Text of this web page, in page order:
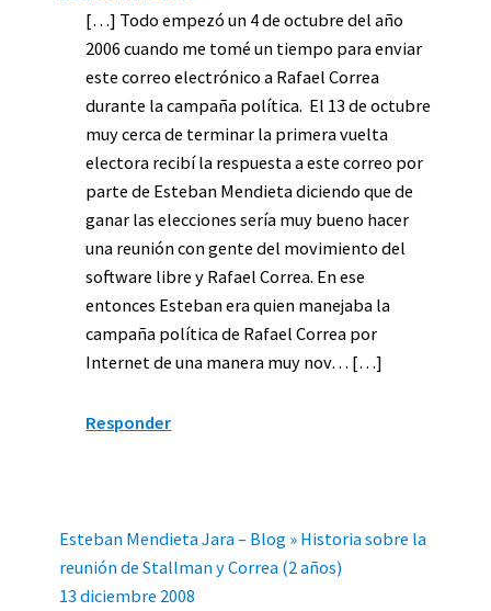
[…] Todo empezó un 4 de octubre del año
2006 cuando me tomé un tiempo para enviar
este correo electrónico a Rafael Correa
durante la campaña política. El 13 de octubre
muy cerca de terminar la primera vuelta
electora recibí la respuesta a este correo por
parte de Esteban Mendieta diciendo que de
ganar las elecciones sería muy bueno hacer
una reunión con gente del movimiento del
software libre y Rafael Correa. En ese
entonces Esteban era quien manejaba la
campaña política de Rafael Correa por
Internet de una manera muy nov… […]
Responder
Esteban Mendieta Jara – Blog » Historia sobre la
reunión de Stallman y Correa (2 años)
13 diciembre 2008